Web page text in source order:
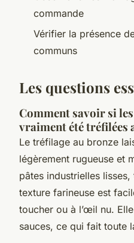
commande
Vérifier la présence
communs
Les questions
Comment savoir si
vraiment été tréfilées
Le tréfilage au bronze
légèrement rugueuse et
pâtes industrielles lisses,
texture farineuse est
toucher ou à l’œil nu.
sauces, ce qui fait toute